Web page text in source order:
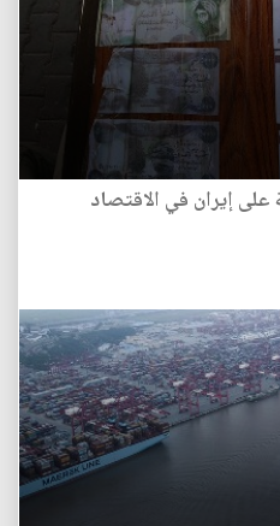
على إيران في الاقتصاد